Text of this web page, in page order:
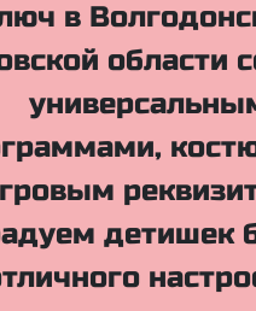
в
области
детишек